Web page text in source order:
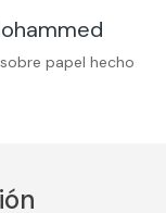
papel hecho